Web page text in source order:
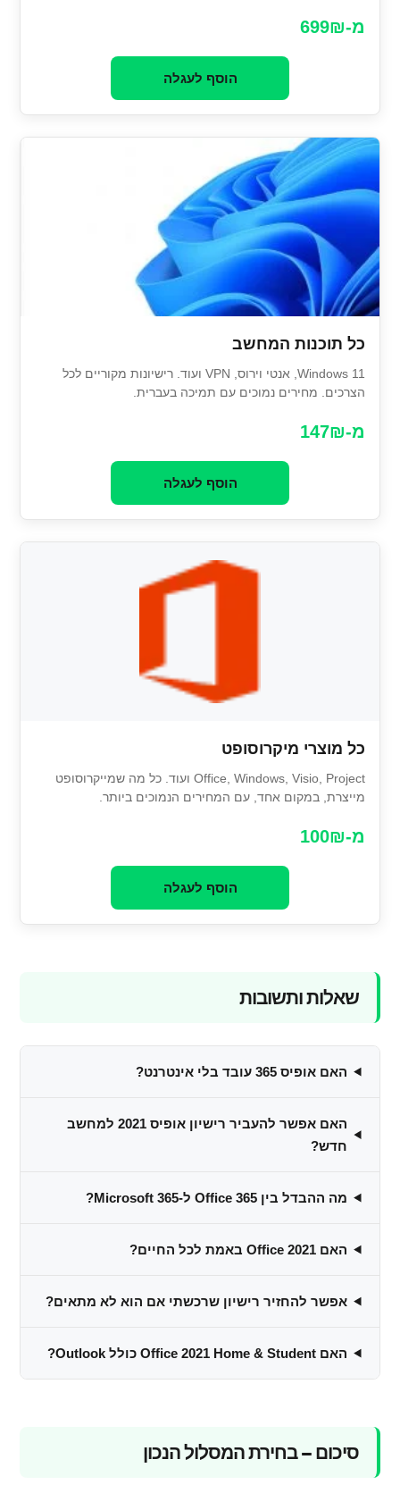
מ-699₪
הוסף לעגלה
כל תוכנות המחשב
Windows 11, אנטי וירוס, VPN ועוד. רישיונות מקוריים לכל
הצרכים. מחירים נמוכים עם תמיכה בעברית.
מ-147₪
הוסף לעגלה
כל מוצרי מיקרוסופט
Office, Windows, Visio, Project ועוד. כל מה שמייקרוסופט
מייצרת, במקום אחד, עם המחירים הנמוכים ביותר.
מ-100₪
הוסף לעגלה
שאלות ותשובות
האם אופיס 365 עובד בלי אינטרנט?
האם אפשר להעביר רישיון אופיס 2021 למחשב
חדש?
מה ההבדל בין Office 365 ל-Microsoft 365?
האם Office 2021 באמת לכל החיים?
אפשר להחזיר רישיון שרכשתי אם הוא לא מתאים?
האם Office 2021 Home & Student כולל Outlook?
סיכום – בחירת המסלול הנכון